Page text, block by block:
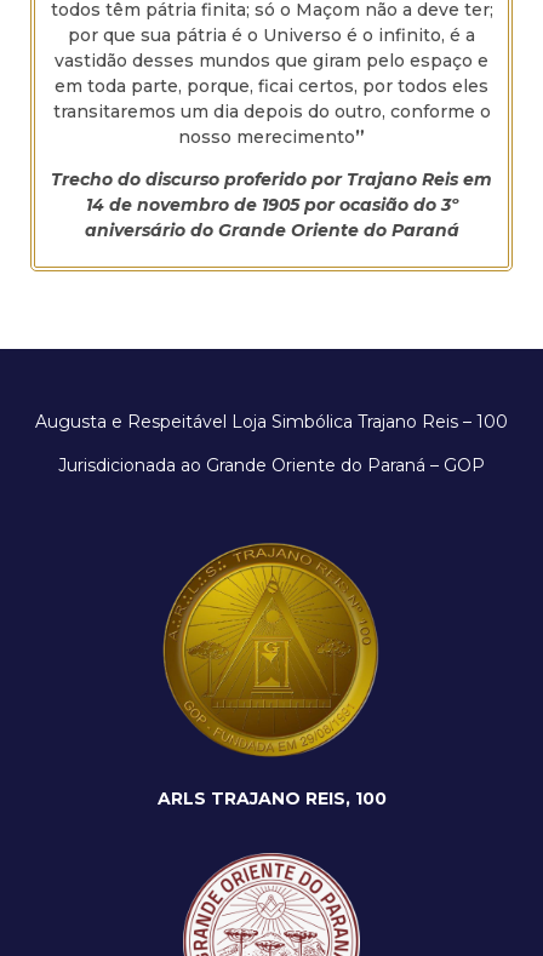
todos têm pátria finita; só o Maçom não a deve ter;
por que sua pátria é o Universo é o infinito, é a
vastidão desses mundos que giram pelo espaço e
em toda parte, porque, ficai certos, por todos eles
transitaremos um dia depois do outro, conforme o
nosso merecimento”
Trecho do discurso proferido por Trajano Reis em
14 de novembro de 1905 por ocasião do 3º
aniversário do Grande Oriente do Paraná
Augusta e Respeitável Loja Simbólica Trajano Reis – 100
Jurisdicionada ao Grande Oriente do Paraná – GOP
ARLS TRAJANO REIS, 100